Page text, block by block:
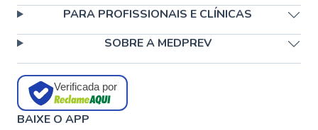
PARA PROFISSIONAIS E CLÍNICAS
SOBRE A MEDPREV
Verificada por
BAIXE O APP